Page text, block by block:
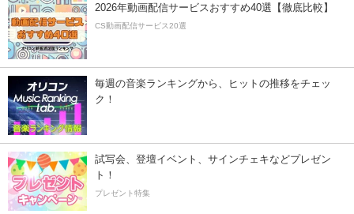
2026年動画配信サービスおすすめ40選【徹底比較】
CS動画配信サービス20選
毎週の音楽ランキングから、ヒットの推移をチェッ
ク！
試写会、登壇イベント、サインチェキなどプレゼン
ト！
プレゼント特集